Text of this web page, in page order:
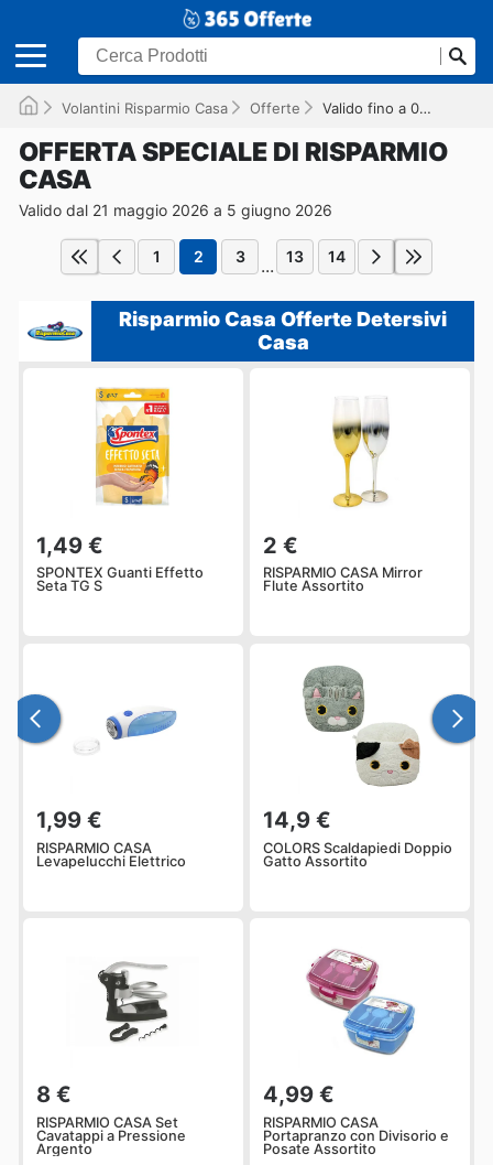
Volantini Risparmio Casa Offerte Valido fino a 05/06/2026
OFFERTA SPECIALE DI RISPARMIO
CASA
Valido dal 21 maggio 2026 a 5 giugno 2026
1 2 3 ... 13 14
Risparmio Casa Offerte Detersivi
Casa
1,49 €
SPONTEX Guanti Effetto
Seta TG S
2 €
RISPARMIO CASA Mirror
Flute Assortito
1,99 €
RISPARMIO CASA
Levapelucchi Elettrico
14,9 €
COLORS Scaldapiedi Doppio
Gatto Assortito
8 €
RISPARMIO CASA Set
Cavatappi a Pressione
Argento
4,99 €
RISPARMIO CASA
Portapranzo con Divisorio e
Posate Assortito